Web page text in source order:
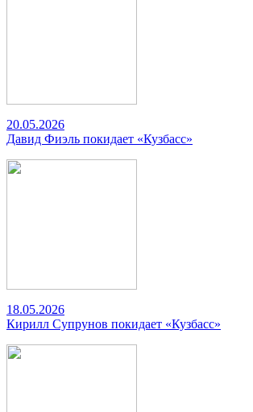
20.05.2026
Давид Фиэль покидает «Кузбасс»
18.05.2026
Кирилл Супрунов покидает «Кузбасс»